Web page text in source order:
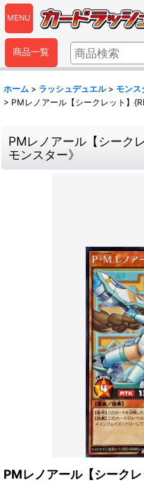
MENU
商品一覧
ホーム > ラッシュデュエル > モンス
> PMレノアール【シークレット】
PMレノアール【シーク
モンスター》
PMレノアール【シーク